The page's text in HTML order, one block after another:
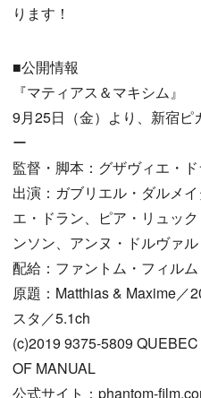
ります！
■公開情報
『マティアス＆マキシム』
9月25日（金）より、新宿ピ
ー
監督・脚本：グザヴィエ・
出演：ガブリエル・ダルメ
エ・ドラン、ピア・リュッ
ンソン、アンヌ・ドルヴァル
配給：ファントム・フィルム
原題：Matthias & Maxime／
スタ／5.1ch
(c)2019 9375-5809
OF MANUAL
公式サイト：phantom-